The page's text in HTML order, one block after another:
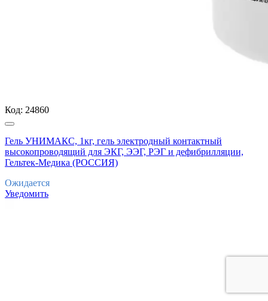
Код: 24860
Гель УНИМАКС, 1кг, гель электродный контактный
высокопроводящий для ЭКГ, ЭЭГ, РЭГ и дефибрилляции,
Гельтек-Медика (РОССИЯ)
Ожидается
Уведомить